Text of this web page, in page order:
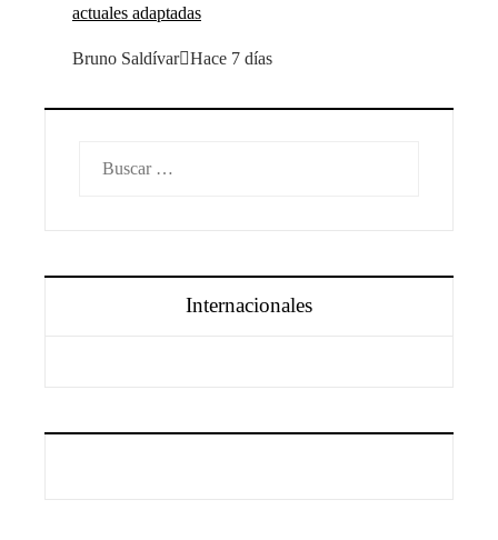
actuales adaptadas
Bruno Saldívar Hace 7 días
Internacionales